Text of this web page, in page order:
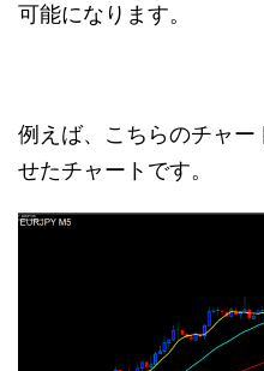
可能になります。
例えば、こちらのチャー
せたチャートです。